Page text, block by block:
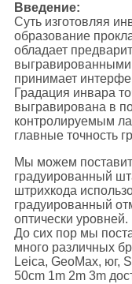
Введение:
Суть изготовляя
образование
обладает
выгравированными
принимает
Градация инвара
выгравирована в
контролируемым
главные точность
Мы можем
градуированный
штрихкода
градуированный
оптически уровней.
До сих пор мы
много различных
Leica, GeoMax, юг,
50cm 1m 2m 3m